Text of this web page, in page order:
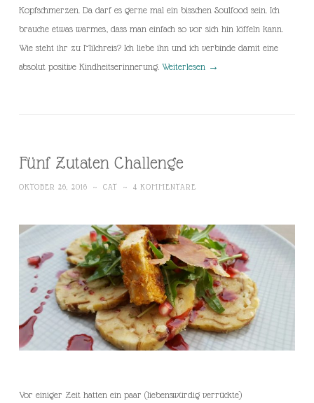
Kopfschmerzen. Da darf es gerne mal ein bisschen Soulfood sein. Ich
brauche etwas warmes, dass man einfach so vor sich hin löffeln kann.
Wie steht ihr zu Milchreis? Ich liebe ihn und ich verbinde damit eine
absolut positive Kindheitserinnerung. Weiterlesen →
Fünf Zutaten Challenge
OKTOBER 26, 2016 ~ CAT ~ 4 KOMMENTARE
Vor einiger Zeit hatten ein paar (liebenswürdig verrückte)